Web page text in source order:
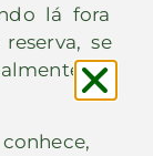
lá fora
se